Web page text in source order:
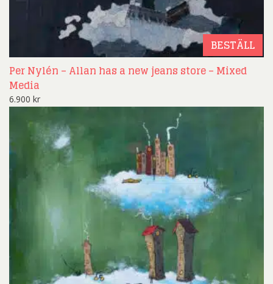
BESTÄLL
Per Nylén – Allan has a new jeans store – Mixed
Media
6.900 kr